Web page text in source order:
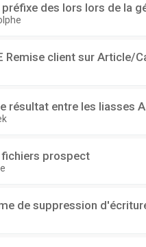
préfixe des lors lors de la
Remise client sur Article/
résultat entre les liasses
prospect
de suppression